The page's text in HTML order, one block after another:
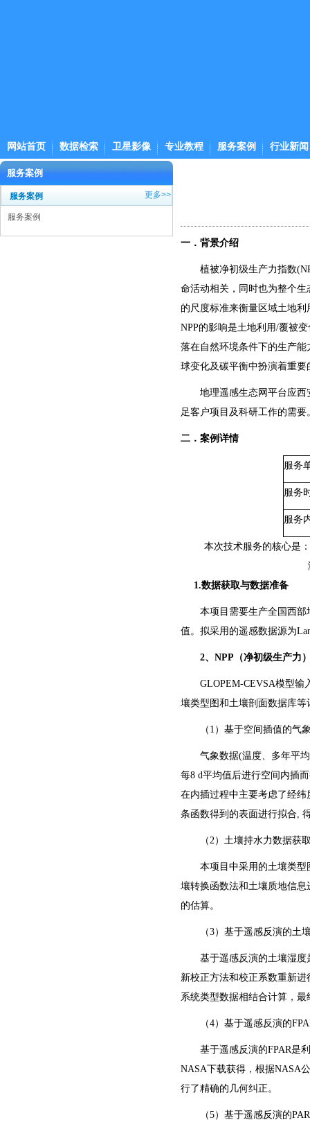
网站首页 数据检索 卫星影像 专业教程 服务案例 行业新闻
服务案例
服务案例 更多>>
服务案例
一．背景介绍
植被净初级生产力指数
命活动相关，同时也为整个
的尺度标准来衡量区域土地
NPP的影响是土地利用/覆被
落在自然环境条件下的生产
球变化及碳平衡中扮演着重要
地理遥感生态网平台应
足客户项目及科研工作的需要
二．案例详情
服务
服务
服务
本次技术服务的核心是：
1.数据获取与数据准备
本项目需要生产全国西部
值。拟采用的遥感数据源为
2、NPP（净初级生产力
GLOPEM-CEVSA模型
壤类型图和土壤剖面数据库等
（ 1）基于空间插值的气
气象数据(温度、多年平
每8 d平均值后进行空间内插
在内插过程中主要考虑了经
条函数得到的表面进行拟合,
（2）土壤持水力数据获
本项目中采用的土壤类
壤转换函数法和土壤质地信
的估算。
（3）基于遥感反演的土
基于遥感反演的土壤湿度
新校正方法和校正系数重新
系统类型数据相结合计算，
（4）基于遥感反演的
基于遥感反演的FPAR是
NASA下载获得，根据NASA
行了精确的几何纠正。
（5）基于遥感反演的PAR